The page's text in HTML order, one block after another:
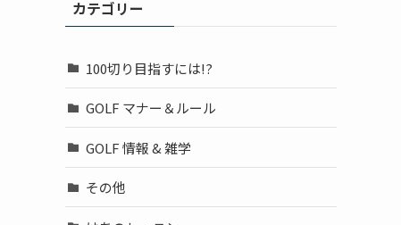
カテゴリー
100切り目指すには!?
GOLF マナー＆ルール
GOLF 情報 & 雑学
その他